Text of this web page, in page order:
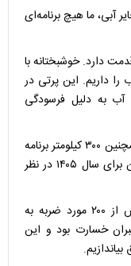
آبی، ما هیچ برنامه‌ای
تهران قدمت دارد. خوشبختانه با
را داریم. این پرتی در
هدر رفت آب به دلیل فرسودگی
مدیرعامل آب و فاضلاب استان تهران افزود: همچنین ۳۰۰ کیلومتر برنامه
برای نوسازی خطوط لوله و انتقال آب در تهران برای سال ۱۴۰۵ در نظر
قاسمی بیان کرد: در جنگ تحمیلی سوم بیش از ۲۰۰ مورد ضربه به
خسارت بود و این